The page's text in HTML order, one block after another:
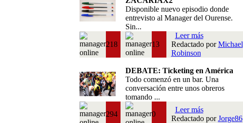
Disponible nuevo episodio donde
entrevisto al Manager del Ourense.
Sin...
218 13
Leer más
Redactado porMichael
Robinson
DEBATE: Ticketing en América
Todo comenzó en un bar. Una
conversación entre unos obreros
tomando ...
294 0
Leer más
Redactado porJorge86